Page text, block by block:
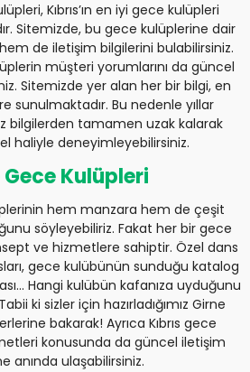
Kıbrıs’ın en iyi gece kulüpleri
Sitemizde, bu gece kulüplerine dair
de iletişim bilgilerini bulabilirsiniz.
müşteri yorumlarını da güncel
Sitemizde yer alan her bir bilgi, en
sunulmaktadır. Bu nedenle yıllar
bilgilerden tamamen uzak kalarak
haliyle deneyimleyebilirsiniz.
Gece Kulüpleri
hem manzara hem de çeşit
söyleyebiliriz. Fakat her bir gece
ve hizmetlere sahiptir. Özel dans
gece kulübünün sunduğu katalog
Hangi kulübün kafanıza uyduğunu
ki sizler için hazırladığımız Girne
bakarak! Ayrıca Kıbrıs gece
konusunda da güncel iletişim
anında ulaşabilirsiniz.